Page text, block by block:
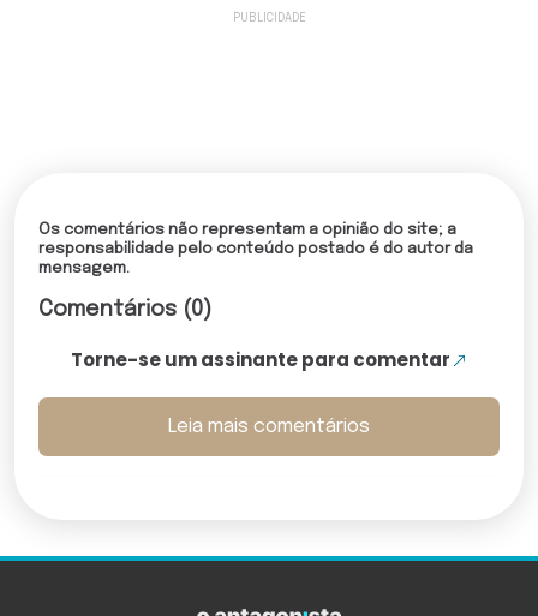
Os comentários não representam a opinião do site; a
responsabilidade pelo conteúdo postado é do autor da
mensagem.
Comentários (0)
Torne-se um assinante para comentar
Leia mais comentários